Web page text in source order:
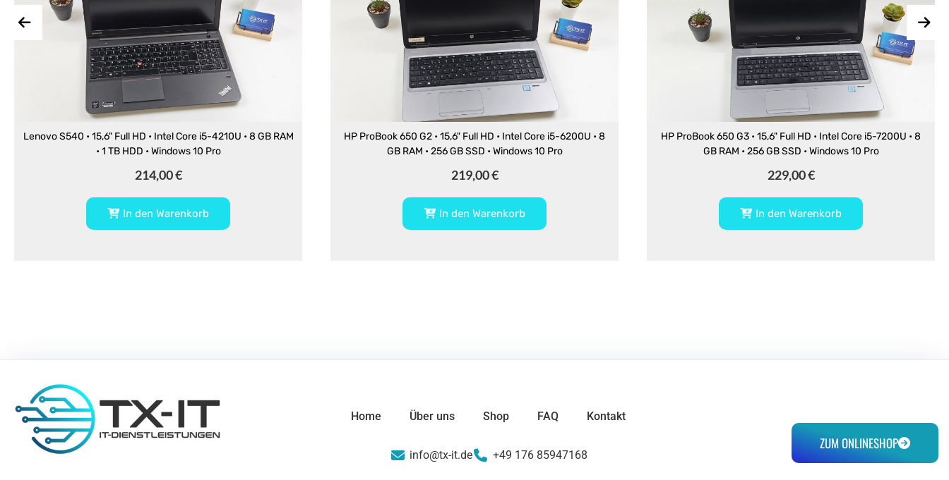
Lenovo S540 • 15,6" Full HD • Intel Core i5-4210U • 8 GB RAM
• 1 TB HDD • Windows 10 Pro
214,00€
In den Warenkorb
HP ProBook 650 G2 • 15,6" Full HD • Intel Core i5-6200U • 8
GB RAM • 256 GB SSD • Windows 10 Pro
219,00€
In den Warenkorb
HP ProBook 650 G3 • 15,6" Full HD • Intel Core i5-7200U • 8
GB RAM • 256 GB SSD • Windows 10 Pro
229,00€
In den Warenkorb
Home Über uns Shop FAQ Kontakt
info@tx-it.de +49 176 85947168
ZUM ONLINESHOP